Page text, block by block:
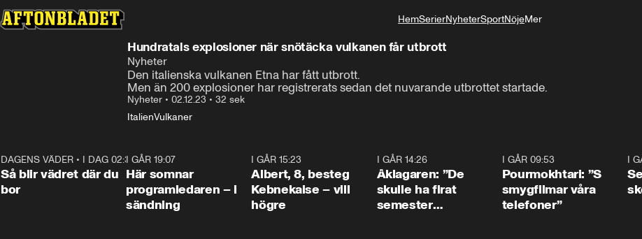
HemSerierNyheterSportNöjeMer
Hundratals explosioner när snötäcka vulkanen får utbrott
Nyheter
Den italienska vulkanen Etna har fått utbrott.
Men än 200 explosioner har registrerats sedan det nuvarande utbrottet startade.
Nyheter • 02.12.23 • 32 sek
ItalienVulkaner
1:06
DAGENS VÄDER • I DAG 02:30
Så blir vädret där du
bor
I GÅR 19:07
Här somnar
programledaren – i
sändning
I GÅR 15:23
Albert, 8, besteg
Kebnekaise – vill
högre
I GÅR 14:26
Åklagaren: ”De
skulle ha firat
semester
I GÅR 09:53
Pourmokhtari: ”S
smygfilmar våra
telefoner”
I